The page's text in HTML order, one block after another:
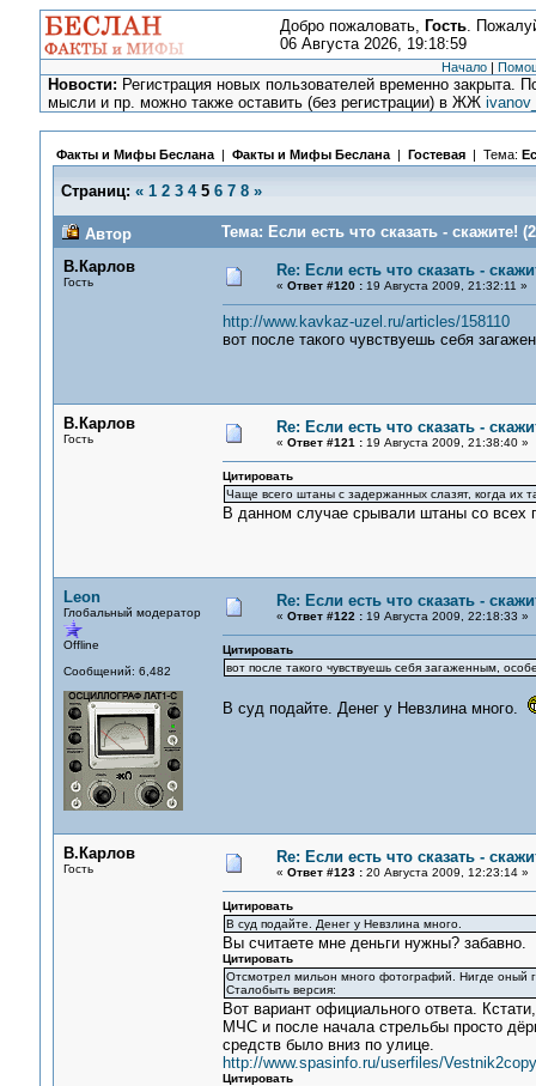
Добро пожаловать, Гость.
06 Августа 2026, 19:18:59
Начало |
Новости: Регистрация новых пользователей временно закрыта.
мысли и пр. можно также оставить (без регистрации) в ЖЖ
Факты и Мифы Беслана| Факты и Мифы Беслана| Гостевая | Тема:
Страниц: « 1 2 3 4 5 6 7 8 »
Автор
Тема: Если есть что сказать - скажите!
В.Карлов
Гость
Re: Если есть что сказать -
« Ответ #120 :19 Августа 2009, 21:32:11 »
http://www.kavkaz-uzel.ru/articles/158110
вот после такого чувствуешь себя
В.Карлов
Гость
Re: Если есть что сказать -
« Ответ #121 :19 Августа 2009, 21:38:40 »
Цитировать
Чаще всего штаны с задержанных слазят, когда их
В данном случае срывали штаны со всех
Leon
Глобальный модератор
Offline
Сообщений: 6,482
Re: Если есть что сказать -
« Ответ #122 :19 Августа 2009, 22:18:33 »
Цитировать
вот после такого чувствуешь себя загаженным,
В суд подайте. Денег у Невзлина много.
В.Карлов
Гость
Re: Если есть что сказать -
« Ответ #123 :20 Августа 2009, 12:23:14 »
Цитировать
В суд подайте. Денег у Невзлина много.
Вы считаете мне деньги нужны? забавно.
Цитировать
Отсмотрел мильон много фотографий. Нигде оный
Сталобыть версия:
Вот вариант официального ответа.
МЧС и после начала стрельбы просто
средств было вниз по улице.
http://www.spasinfo.ru/userfiles/
Цитировать